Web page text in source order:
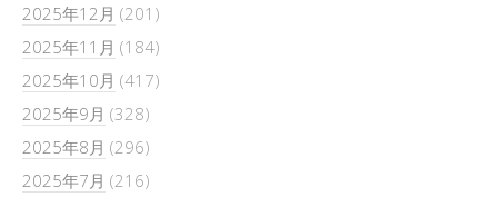
2025年12月 (201)
2025年11月 (184)
2025年10月 (417)
2025年9月 (328)
2025年8月 (296)
2025年7月 (216)